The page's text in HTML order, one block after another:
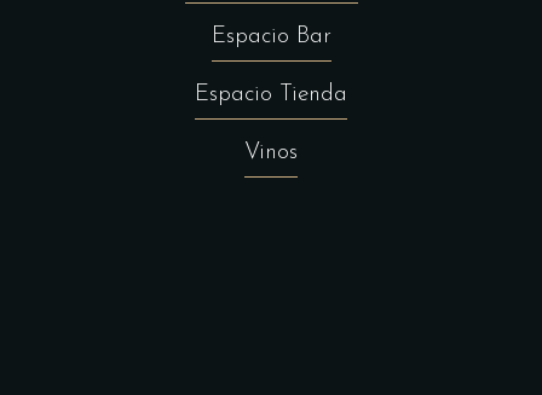
Espacio Bar
Espacio Tienda
Vinos